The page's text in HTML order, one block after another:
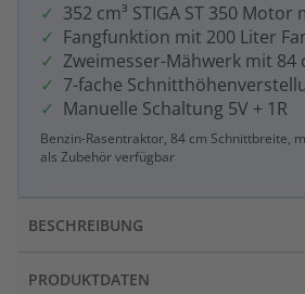
352 cm³ STIGA ST 350 Motor
Fangfunktion mit 200 Liter
Zweimesser-Mähwerk mit
7-fache
Manuelle Schaltung 5V + 1R
Benzin-Rasentraktor, 84 cm Schnittbreite,
als Zubehör verfügbar
BESCHREIBUNG
PRODUKTDATEN